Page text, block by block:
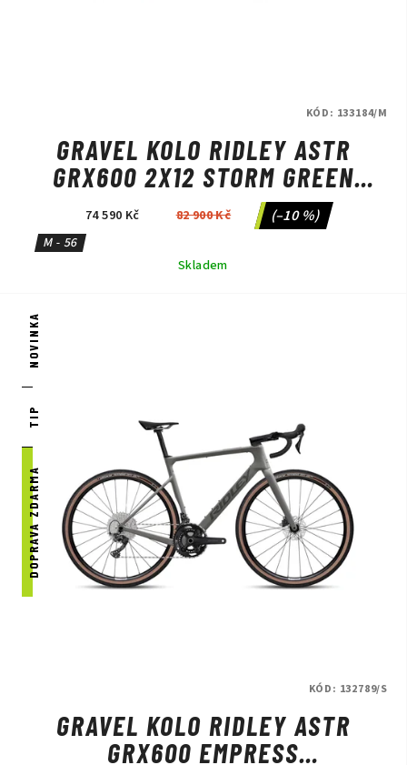
GRAVEL KOLO RIDLEY ASTR
GRX600 2X12 STORM GREEN
METALLIC/LIME GREEN
74 590 Kč 82 900 Kč (–10 %)
M - 56
Skladem
KÓD: 133184/M
NOVINKA
TIP
DOPRAVA ZDARMA
GRAVEL KOLO RIDLEY ASTR
GRX600 EMPRESS
KÓD: 132789/S